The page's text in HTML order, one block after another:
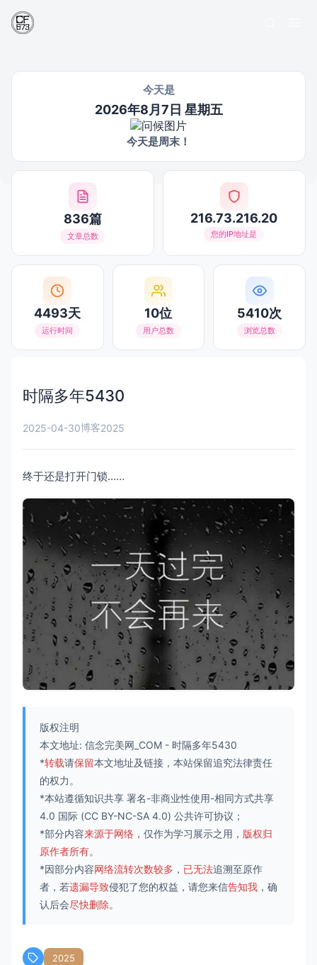
今天是
2026年8月7日 星期五
今天是周末！
836篇
文章总数
216.73.216.20
您的IP地址是
4493天
运行时间
10位
用户总数
5410次
浏览总数
时隔多年5430
2025-04-30博客2025
终于还是打开门锁……
版权注明
本文地址: 信念完美网_COM - 时隔多年5430
*转载请保留本文地址及链接，本站保留追究法律责任
的权力。
*本站遵循知识共享 署名-非商业性使用-相同方式共享
4.0 国际 (CC BY-NC-SA 4.0) 公共许可协议；
*部分内容来源于网络 ，仅作为学习展示之用， 版权归
原作者所有。
*因部分内容网络流转次数较多 ， 已无法追溯至原作
者，若遗漏导致侵犯了您的权益，请您来信告知我 ，确
认后会尽快删除。
2025